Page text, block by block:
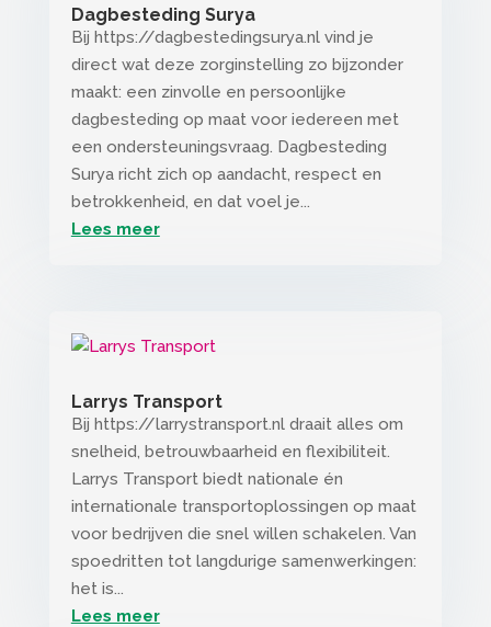
Dagbesteding Surya
Bij https://dagbestedingsurya.nl vind je
direct wat deze zorginstelling zo bijzonder
maakt: een zinvolle en persoonlijke
dagbesteding op maat voor iedereen met
een ondersteuningsvraag. Dagbesteding
Surya richt zich op aandacht, respect en
betrokkenheid, en dat voel je...
Lees meer
Larrys Transport
Bij https://larrystransport.nl draait alles om
snelheid, betrouwbaarheid en flexibiliteit.
Larrys Transport biedt nationale én
internationale transportoplossingen op maat
voor bedrijven die snel willen schakelen. Van
spoedritten tot langdurige samenwerkingen:
het is...
Lees meer